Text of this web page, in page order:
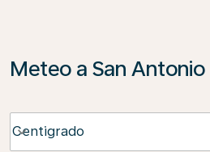
Meteo a San Antonio
Centigrado
keyboard_arrow_down